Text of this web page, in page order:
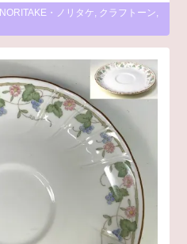
NORITAKE・ノリタケ クラフトーン